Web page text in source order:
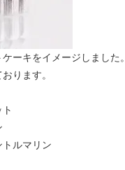
ーキをイメージしました。
ります。
マリン